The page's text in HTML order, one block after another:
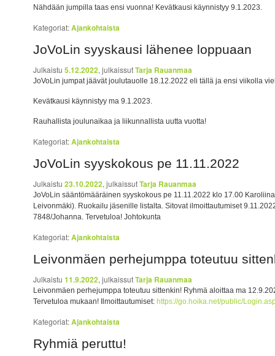
Nähdään jumpilla taas ensi vuonna! Kevätkausi käynnistyy 9.1.2023.
Kategoriat:Ajankohtaista
JoVoLin syyskausi lähenee loppuaan
Julkaistu5.12.2022, julkaissutTarja Rauanmaa
JoVoLin jumpat jäävät joulutauolle 18.12.2022 eli tällä ja ensi viikolla
Kevätkausi käynnistyy ma 9.1.2023.
Rauhallista joulunaikaa ja liikunnallista uutta vuotta!
Kategoriat:Ajankohtaista
JoVoLin syyskokous pe 11.11.2022
Julkaistu23.10.2022, julkaissutTarja Rauanmaa
JoVoLin sääntömääräinen syyskokous pe 11.11.2022 klo 17.00
Leivonmäki). Ruokailu jäsenille listalta. Sitovat ilmoittautumiset
7848/Johanna. Tervetuloa! Johtokunta
Kategoriat:Ajankohtaista
Leivonmäen perhejumppa toteutuu
Julkaistu11.9.2022, julkaissutTarja Rauanmaa
Leivonmäen perhejumppa toteutuu sittenkin! Ryhmä aloittaa ma
Tervetuloa mukaan! Ilmoittautumiset:https://go.hoika.net/public/
Kategoriat:Ajankohtaista
Ryhmiä peruttu!